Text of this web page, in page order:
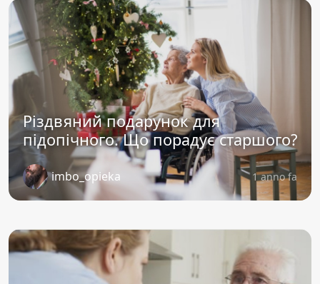
Різдвяний подарунок для
підопічного. Що порадує старшого?
imbo_opieka 1 anno fa